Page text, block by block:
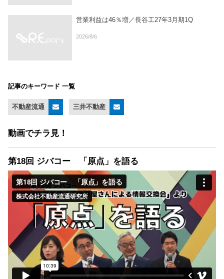
営業利益は46％増／長谷工27年3月期1Q
2026/8/6
記事のキーワード 一覧
不動産流通 三井不動産
動画でチラ見！
第18回 ジバコー 「原点」を語る